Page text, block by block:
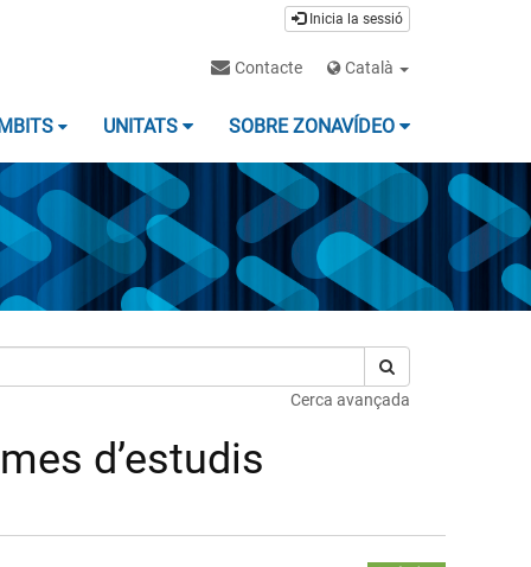
Inicia la sessió
Contacte Català
UNITATS SOBRE ZONAVÍDEO
Cerca avançada
d’estudis